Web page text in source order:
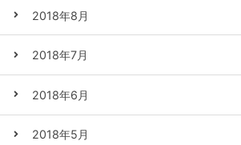
2018年8月
2018年7月
2018年6月
2018年5月